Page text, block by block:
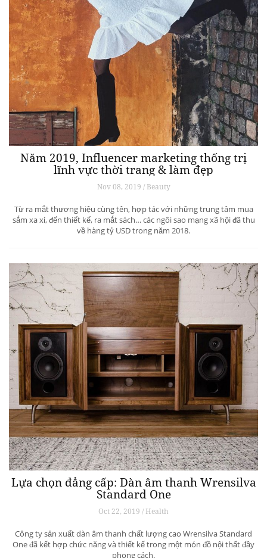
Năm 2019, Influencer marketing thống trị
lĩnh vực thời trang & làm đẹp
Nov 08, 2019 / Beauty
Từ ra mắt thương hiệu cùng tên, hợp tác với những trung tâm mua
sắm xa xỉ, đến thiết kế, ra mắt sách… các ngôi sao mạng xã hội đã thu
về hàng tỷ USD trong năm 2018.
Lựa chọn đẳng cấp: Dàn âm thanh Wrensilva
Standard One
Oct 22, 2019 / Health
Công ty sản xuất dàn âm thanh chất lượng cao Wrensilva Standard
One đã kết hợp chức năng và thiết kế trong một món đồ nội thất đầy
phong cách.